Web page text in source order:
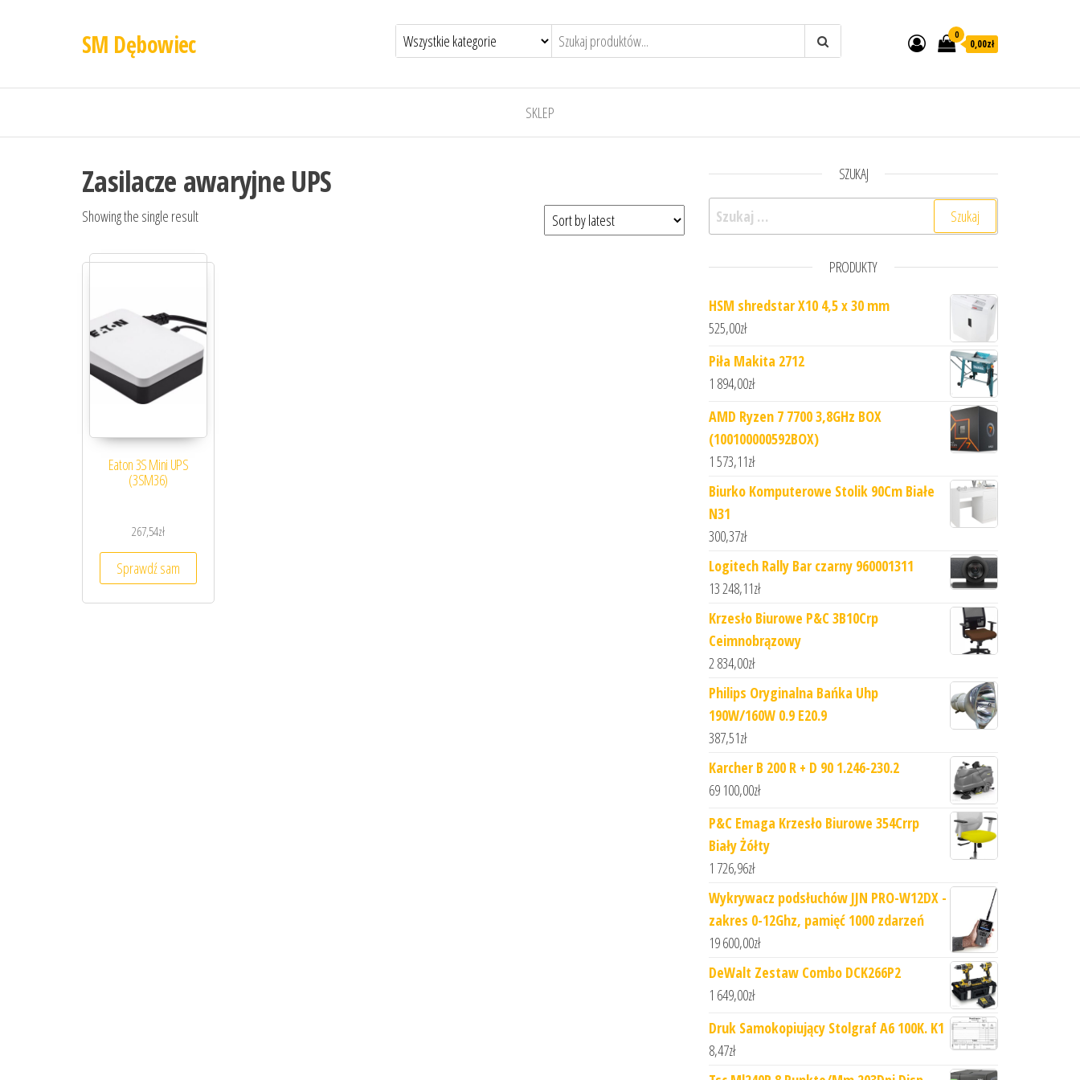
SM Dębowiec 0
0,00zł
SKLEP
Zasilacze awaryjne UPS
Showing the single result
Eaton 3S Mini UPS
(3SM36)
267,54zł
Sprawdź sam
SZUKAJ
Szukaj:
PRODUKTY
HSM shredstar X10 4,5 x 30 mm
525,00zł
Piła Makita 2712
1 894,00zł
AMD Ryzen 7 7700 3,8GHz BOX
(100100000592BOX)
1 573,11zł
Biurko Komputerowe Stolik 90Cm Białe
N31
300,37zł
Logitech Rally Bar czarny 960001311
13 248,11zł
Krzesło Biurowe P&C 3B10Crp
Ceimnobrązowy
2 834,00zł
Philips Oryginalna Bańka Uhp
190W/160W 0.9 E20.9
387,51zł
Karcher B 200 R + D 90 1.246-230.2
69 100,00zł
P&C Emaga Krzesło Biurowe 354Crrp
Biały Żółty
1 726,96zł
Wykrywacz podsłuchów JJN PRO-W12DX -
zakres 0-12Ghz, pamięć 1000 zdarzeń
19 600,00zł
DeWalt Zestaw Combo DCK266P2
1 649,00zł
Druk Samokopiujący Stolgraf A6 100K. K1
8,47zł